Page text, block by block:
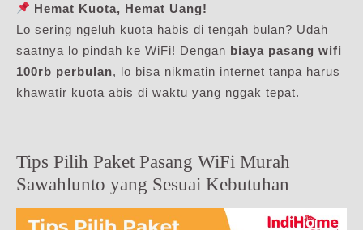
Hemat Kuota, Hemat Uang!
Lo sering ngeluh kuota habis di tengah bulan? Udah
saatnya lo pindah ke WiFi! Dengan biaya pasang wifi
100rb perbulan, lo bisa nikmatin internet tanpa harus
khawatir kuota abis di waktu yang nggak tepat.
Tips Pilih Paket Pasang WiFi Murah
Sawahlunto yang Sesuai Kebutuhan